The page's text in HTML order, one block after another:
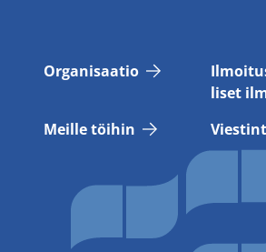
Or­ga­ni­saa­tio
li­set
Meil­le töi­hin